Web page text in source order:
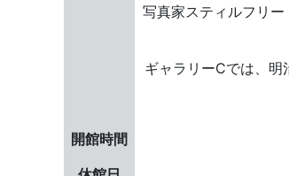
写真家スティルフリ
ギャラリーCでは、
開館時間